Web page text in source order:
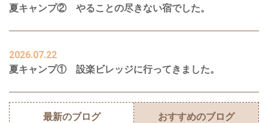
夏キャンプ② やることの尽きない宿でした。
2026.07.22
夏キャンプ① 設楽ビレッジに行ってきました。
最新のブログ おすすめのブログ